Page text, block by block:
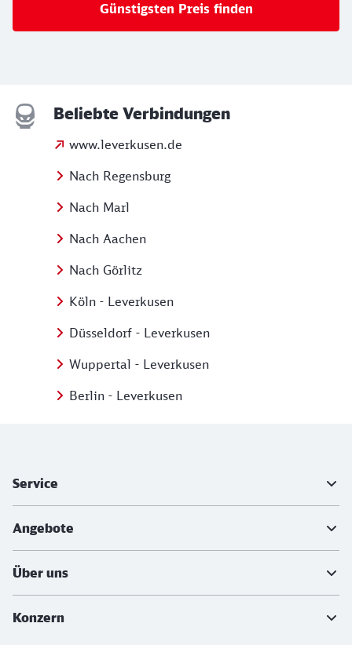
Günstigsten Preis finden
Beliebte Verbindungen
www.leverkusen.de
Nach Regensburg
Nach Marl
Nach Aachen
Nach Görlitz
Köln - Leverkusen
Düsseldorf - Leverkusen
Wuppertal - Leverkusen
Berlin - Leverkusen
Service
Angebote
Über uns
Konzern